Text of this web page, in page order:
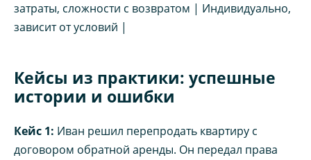
затраты, сложности с возвратом | Индивидуально,
зависит от условий |
Кейсы из практики: успешные
истории и ошибки
Кейс 1: Иван решил перепродать квартиру с
договором обратной аренды. Он передал права